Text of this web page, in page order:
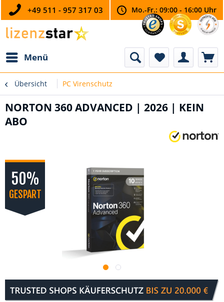
+49 511 - 957 317 03 Mo.-Fr.: 09:00 - 16:00 Uhr
Menü
Übersicht PC Virenschutz
NORTON 360 ADVANCED | 2026 | KEIN
ABO
50%
GESPART